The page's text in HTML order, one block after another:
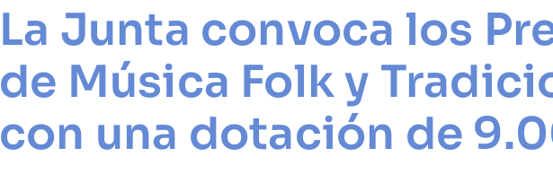
La Junta convoca los
de Música Folk y
con una dotación de